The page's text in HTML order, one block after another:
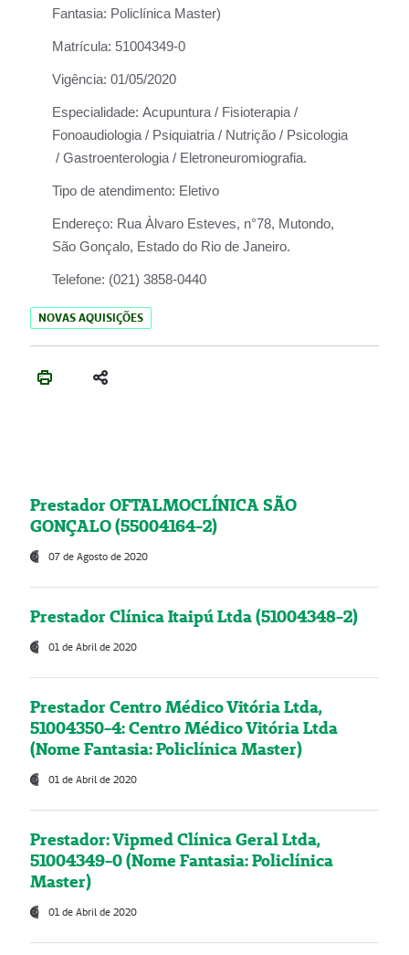
Fantasia: Policlínica Master)
Matrícula: 51004349-0
Vigência: 01/05/2020
Especialidade: Acupuntura / Fisioterapia /
Fonoaudiologia / Psiquiatria / Nutrição / Psicologia
/ Gastroenterologia / Eletroneuromiografia.
Tipo de atendimento: Eletivo
Endereço: Rua Àlvaro Esteves, n°78, Mutondo,
São Gonçalo, Estado do Rio de Janeiro.
Telefone: (021) 3858-0440
NOVAS AQUISIÇÕES
Prestador OFTALMOCLÍNICA SÃO
GONÇALO (55004164-2)
07 de Agosto de 2020
Prestador Clínica Itaipú Ltda (51004348-2)
01 de Abril de 2020
Prestador Centro Médico Vitória Ltda,
51004350-4: Centro Médico Vitória Ltda
(Nome Fantasia: Policlínica Master)
01 de Abril de 2020
Prestador: Vipmed Clínica Geral Ltda,
51004349-0 (Nome Fantasia: Policlínica
Master)
01 de Abril de 2020